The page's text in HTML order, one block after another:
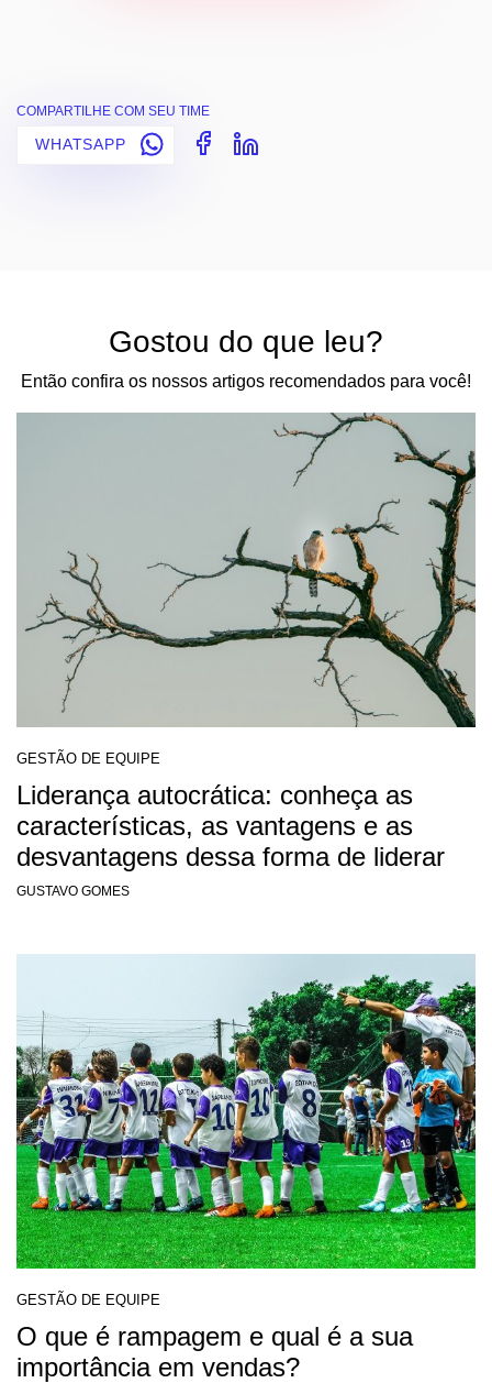
COMPARTILHE COM SEU TIME
WHATSAPP
Gostou do que leu?
Então confira os nossos artigos recomendados para você!
GESTÃO DE EQUIPE
Liderança autocrática: conheça as
características, as vantagens e as
desvantagens dessa forma de liderar
GUSTAVO GOMES
GESTÃO DE EQUIPE
O que é rampagem e qual é a sua
importância em vendas?